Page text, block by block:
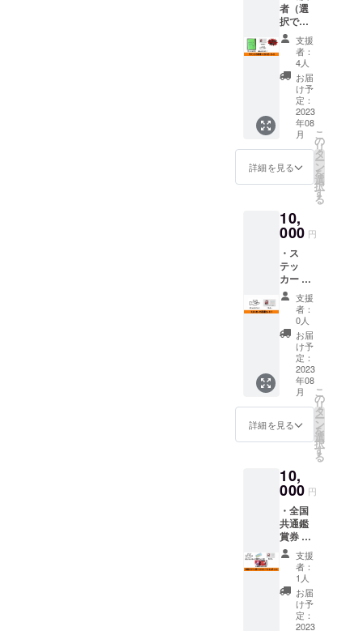
のほとり」
ﾌﾟﾛﾃﾞｭｰｻｰ、
監督補 ほ
枚
2023年
７月29
日〜 関
西上映
を皮切
りに全
国上映
予定
（お住
まいの
地域で
の上映
ありま
すこと
をご了
承の
上、ご
支援い
ただけ
ますと
幸いで
す） ・
監督か
らあな
たへお
礼メッ
セージ
カード
１枚 ※
2023年
7月29日
映に間
に合う
ように
発送い
たしま
す。チ
ケット
以外は
プロ
者（選
択でき
ませ
ん）＆
監督の
サイン
入り台
本 １
冊 ・ス
テッ
カー １
セット
（する
めちゃ
ん「映
場人物
わこの
キャラ
ク
ター」
と作品
タイト
ルロゴ
の２種
類） ・
監督か
らあな
たへお
礼メッ
セージ
カード
１枚 ※
（台本
は追加
作成を
する予
定があ
りませ
ん）
支援
者：
4人
お届
け予
定：
2023
年08
月
詳細を見る
こ
の
リ
タ
ー
ン
を
選
択
す
る
10,
000 円
・ス
テッ
カー １
セット
（する
めちゃ
ん「映
画の登
場人物
わこの
キャラ
ター」
と作品
タイト
ルロゴ
類） ・
監督か
らあな
たへお
礼メッ
セージ
カー
ド １
支援
者：
0人
お届
け予
定：
2023
年08
月
詳細を見る
こ
の
リ
タ
ー
ン
を
選
択
す
る
10,
000 円
・全国
共通鑑
賞券 １
枚 2023
年７月
29日〜
関西上
映を皮
切りに
全国上
支援
者：
1人
お届
け予
定：
2023